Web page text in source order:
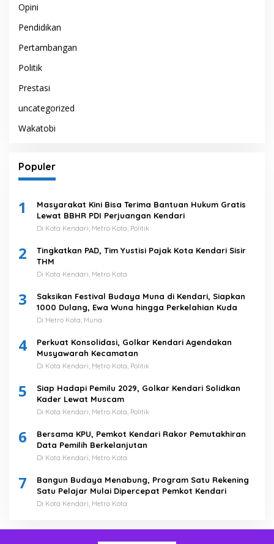
Opini
Pendidikan
Pertambangan
Politik
Prestasi
uncategorized
Wakatobi
Populer
1
Masyarakat Kini Bisa Terima Bantuan Hukum Gratis
Lewat BBHR PDI Perjuangan Kendari
Di Kota Kendari, Metro Kota, Politik
2
Tingkatkan PAD, Tim Yustisi Pajak Kota Kendari Sisir
THM
Di Kota Kendari, Metro Kota
3
Saksikan Festival Budaya Muna di Kendari, Siapkan
1000 Dulang, Ewa Wuna hingga Perkelahian Kuda
Di Metro Kota, Muna
4
Perkuat Konsolidasi, Golkar Kendari Agendakan
Musyawarah Kecamatan
Di Kota Kendari, Metro Kota, Politik
5
Siap Hadapi Pemilu 2029, Golkar Kendari Solidkan
Kader Lewat Muscam
Di Kota Kendari, Metro Kota, Politik
6
Bersama KPU, Pemkot Kendari Rakor Pemutakhiran
Data Pemilih Berkelanjutan
Di Kota Kendari, Metro Kota
7
Bangun Budaya Menabung, Program Satu Rekening
Satu Pelajar Mulai Dipercepat Pemkot Kendari
Di Kota Kendari, Metro Kota